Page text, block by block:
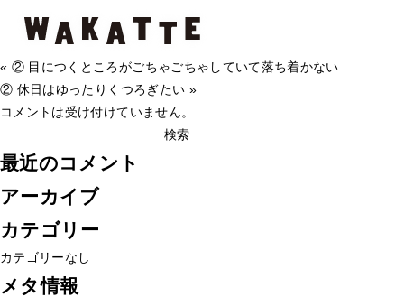
② 家に仕事を持ち帰ることもある
2020年6月9日 Category -
②
家
に
仕
事
コメントを受け付けていません
« ② 目につくところがごちゃごちゃしていて落ち着かない
② 休日はゆったりくつろぎたい »
コメントは受け付けていません。
索:
最近のコメント
アーカイブ
カテゴリー
カテゴリーなし
メタ情報